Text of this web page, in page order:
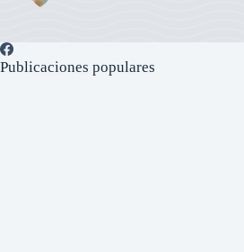
Publicaciones populares